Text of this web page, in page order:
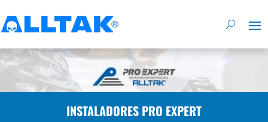
INSTALADORES PRO EXPERT